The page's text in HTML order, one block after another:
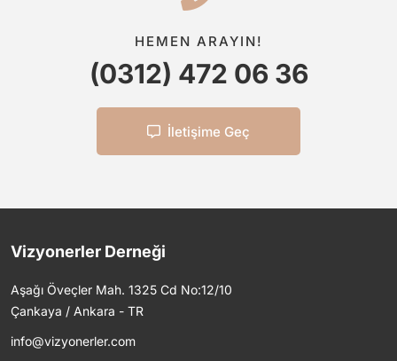
HEMEN ARAYIN!
(0312) 472 06 36
İletişime Geç
Vizyonerler Derneği
Aşağı Öveçler Mah. 1325 Cd No:12/10
Çankaya / Ankara - TR
info@vizyonerler.com